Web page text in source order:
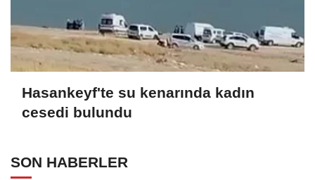
Hasankeyf'te su kenarında kadın
cesedi bulundu
SON HABERLER